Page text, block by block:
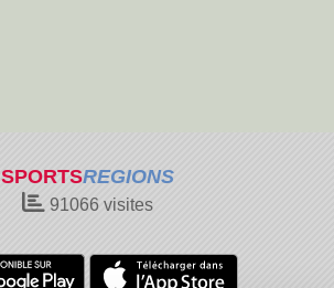
SPORTSREGIONS
91066visites